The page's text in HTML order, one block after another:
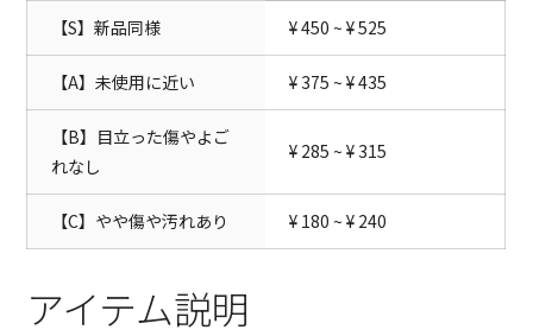
【S】新品同様 ¥ 450 ~ ¥ 525
【A】未使用に近い ¥ 375 ~ ¥ 435
【B】目立った傷やよご
れなし
¥ 285 ~ ¥ 315
【C】やや傷や汚れあり ¥ 180 ~ ¥ 240
アイテム説明